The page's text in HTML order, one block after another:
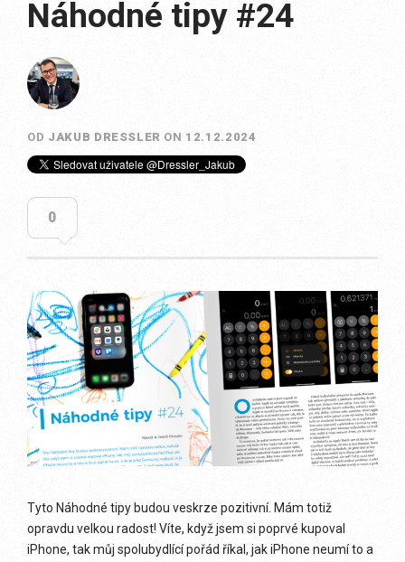
Náhodné tipy #24
OD JAKUB DRESSLER ON 12.12.2024
0
Tyto Náhodné tipy budou veskrze pozitivní. Mám totiž
opravdu velkou radost! Víte, když jsem si poprvé kupoval
iPhone, tak můj spolubydlící pořád říkal, jak iPhone neumí to a